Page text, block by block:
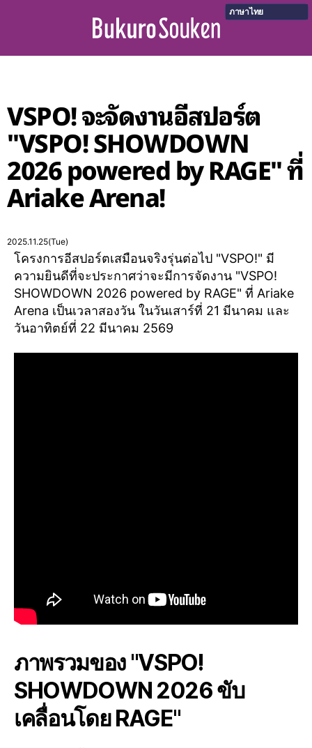
ภาษาไทย
VSPO! จะจัดงานอีสปอร์ต
"VSPO! SHOWDOWN
2026 powered by RAGE" ที่
Ariake Arena!
2025.11.25(Tue)
โครงการอีสปอร์ตเสมือนจริงรุ่นต่อไป "VSPO!" มี
ความยินดีที่จะประกาศว่าจะมีการจัดงาน "VSPO!
SHOWDOWN 2026 powered by RAGE" ที่ Ariake
Arena เป็นเวลาสองวัน ในวันเสาร์ที่ 21 มีนาคม และ
วันอาทิตย์ที่ 22 มีนาคม 2569
ภาพรวมของ "VSPO!
SHOWDOWN 2026 ขับ
เคลื่อนโดย RAGE"